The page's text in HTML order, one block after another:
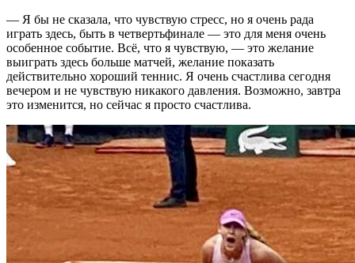
— Я бы не сказала, что чувствую стресс, но я очень рада
играть здесь, быть в четвертьфинале — это для меня очень
особенное событие. Всё, что я чувствую, — это желание
выиграть здесь больше матчей, желание показать
действительно хороший теннис. Я очень счастлива сегодня
вечером и не чувствую никакого давления. Возможно, завтра
это изменится, но сейчас я просто счастлива.